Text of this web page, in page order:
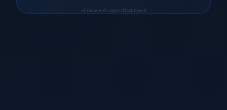
eCriativos Analytics Dashboard